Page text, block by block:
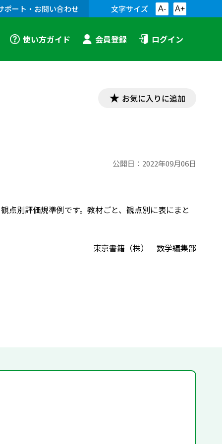
ポート・お問い合わせ 文字サイズ A- A+
使い方ガイド 会員登録 ログイン
お気に入りに追加
公開日： 2022年09月06日
点別評価規準例です。教材ごと、観点別に表にまと
東京書籍（株） 数学編集部